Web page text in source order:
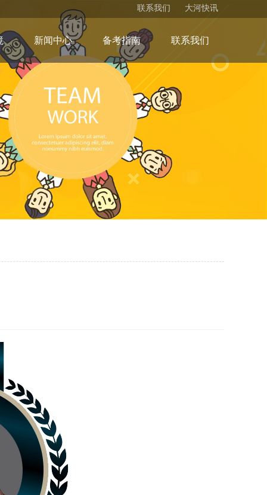
联系我们 大河快讯
新闻中心 备考指南 联系我们